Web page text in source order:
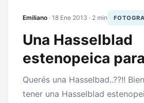
Emiliano · 18 Ene 2013 · 2 min
Una Hasselblad
estenopeica
Querés una Hasselbad..??!!
tener una Hasselblad